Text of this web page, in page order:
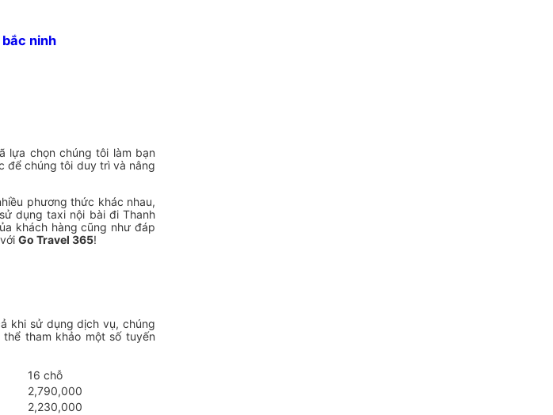
ninh
lựa chọn chúng tôi làm bạn
để chúng tôi duy trì và nâng
phương thức khác nhau,
dụng taxi nội bài đi Thanh
khách hàng cũng như đáp
Go Travel 365!
khi sử dụng dịch vụ, chúng
tham khảo một số tuyến
16 chỗ
2,790,000
2,230,000